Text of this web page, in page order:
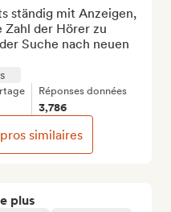
plus
ständig mit Anzeigen,
der Hörer zu
Suche nach neuen
Réponses données
3,786
similaires